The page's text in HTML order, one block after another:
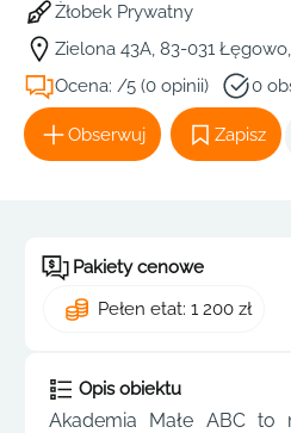
Żłobek Prywatny
Zielona 43A, 83-031
Ocena: /5 (0 opinii)
0
Obserwuj Zapisz
Pakiety cenowe
Pełen etat: 1 200 zł
Opis obiektu
Akademia Małe ABC to